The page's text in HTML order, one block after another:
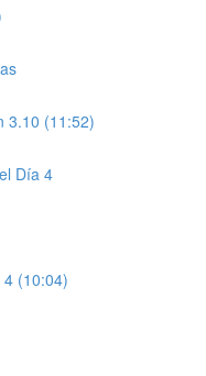
3.10 (11:52)
Día 4
(10:04)